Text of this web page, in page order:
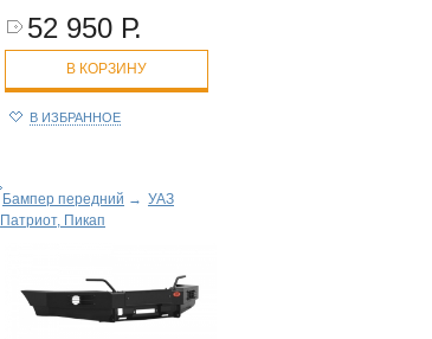
52 950 Р.
В КОРЗИНУ
В ИЗБРАННОЕ
Бампер передний → УАЗ
Патриот, Пикап